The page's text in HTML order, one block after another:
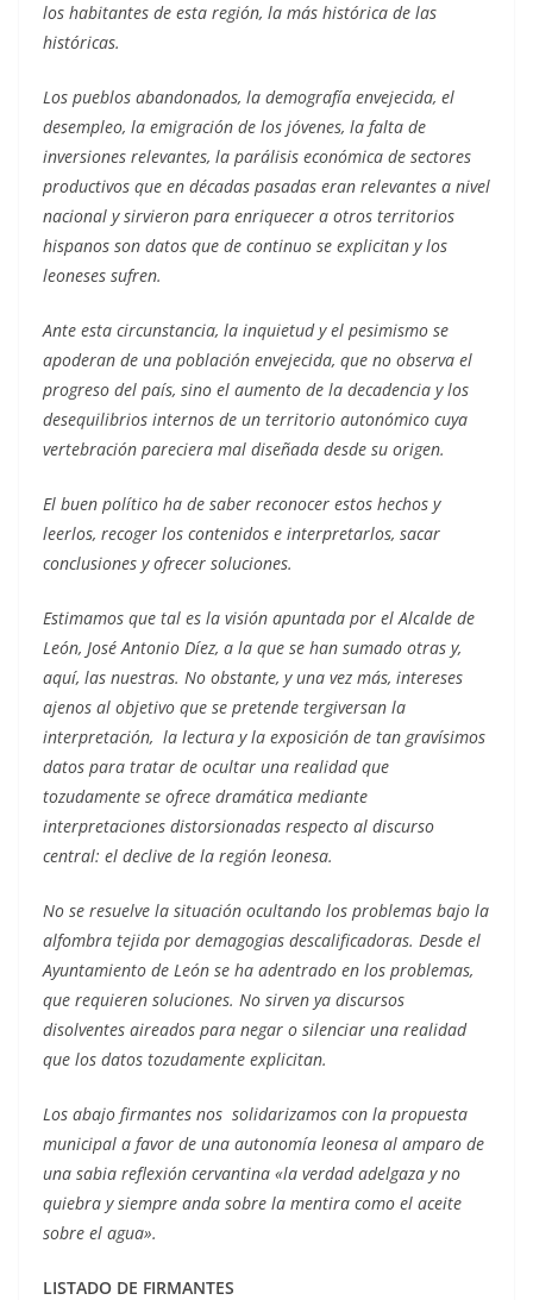
los habitantes de esta región, la más histórica de las
históricas.
Los pueblos abandonados, la demografía envejecida, el
desempleo, la emigración de los jóvenes, la falta de
inversiones relevantes, la parálisis económica de sectores
productivos que en décadas pasadas eran relevantes a nivel
nacional y sirvieron para enriquecer a otros territorios
hispanos son datos que de continuo se explicitan y los
leoneses sufren.
Ante esta circunstancia, la inquietud y el pesimismo se
apoderan de una población envejecida, que no observa el
progreso del país, sino el aumento de la decadencia y los
desequilibrios internos de un territorio autonómico cuya
vertebración pareciera mal diseñada desde su origen.
El buen político ha de saber reconocer estos hechos y
leerlos, recoger los contenidos e interpretarlos, sacar
conclusiones y ofrecer soluciones.
Estimamos que tal es la visión apuntada por el Alcalde de
León, José Antonio Díez, a la que se han sumado otras y,
aquí, las nuestras. No obstante, y una vez más, intereses
ajenos al objetivo que se pretende tergiversan la
interpretación, la lectura y la exposición de tan gravísimos
datos para tratar de ocultar una realidad que
tozudamente se ofrece dramática mediante
interpretaciones distorsionadas respecto al discurso
central: el declive de la región leonesa.
No se resuelve la situación ocultando los problemas bajo la
alfombra tejida por demagogias descalificadoras. Desde el
Ayuntamiento de León se ha adentrado en los problemas,
que requieren soluciones. No sirven ya discursos
disolventes aireados para negar o silenciar una realidad
que los datos tozudamente explicitan.
Los abajo firmantes nos solidarizamos con la propuesta
municipal a favor de una autonomía leonesa al amparo de
una sabia reflexión cervantina «la verdad adelgaza y no
quiebra y siempre anda sobre la mentira como el aceite
sobre el agua».
LISTADO DE FIRMANTES